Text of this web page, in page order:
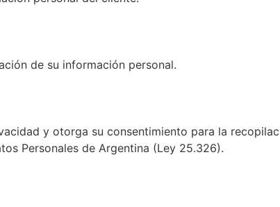
de su información personal.
y otorga su consentimiento para la
Personales de Argentina (Ley 25.326).